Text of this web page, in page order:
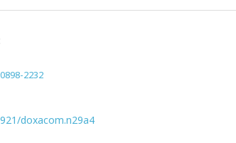
2232
doxacom.n29a4